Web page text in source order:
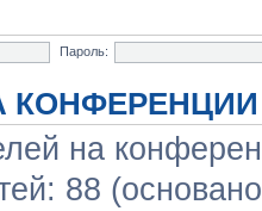
Пароль:
КОНФЕРЕНЦИИ
на
88